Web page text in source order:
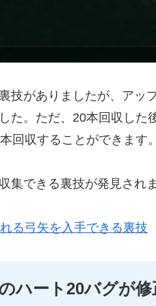
技がありましたが、アッ
た。ただ、20本回収し
回収することができます。
集できる裏技が発見され
る弓矢を入手できる裏技
ハート20バグが修